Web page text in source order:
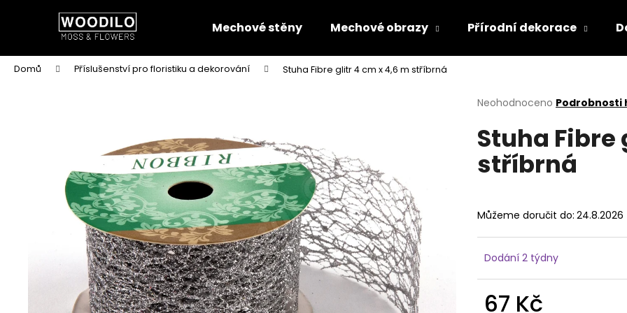
Mechové stěny Mechové obrazy Přírodní dekorace
Domů Příslušenství pro floristiku a dekorování Stuha Fibre glitr 4 cm x 4,6 m stříbrná
Průměrné
produktu
je
z
Neohodnoceno Podrobnosti
Stuha Fibre
stříbrná
Můžeme doručit do: 24.8.2026
Dodání 2 týdny
67 Kč
í
Zpět
do
obchodu
Zpět
do
obchodu
Co potřebujete najít?
HLEDAT
Doporučujeme